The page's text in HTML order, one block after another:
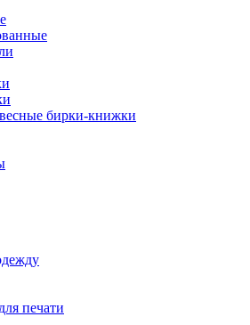
бирки-книжки
печати